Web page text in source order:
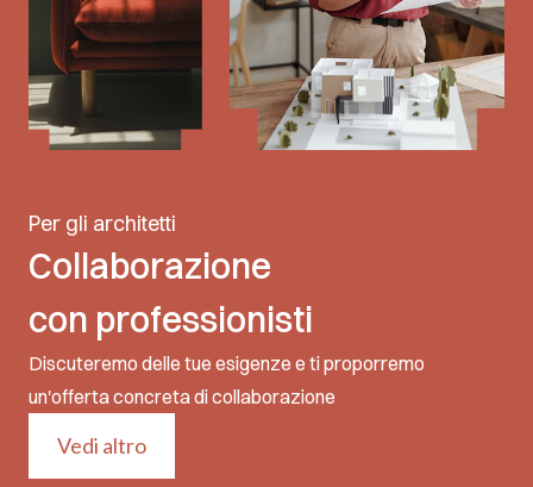
Per gli architetti
Collaborazione
con professionisti
Discuteremo delle tue esigenze e ti proporremo
un'offerta concreta di collaborazione
Vedi altro